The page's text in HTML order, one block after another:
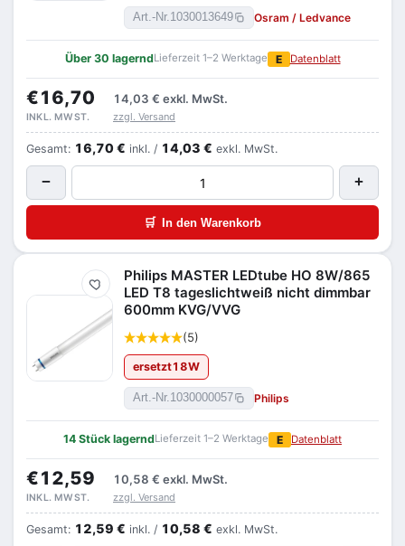
Art.-Nr.1030013649 Osram / Ledvance
Über 30 lagerndLieferzeit 1–2 Werktage E Datenblatt
€16,70 14,03 € exkl. MwSt.
INKL. MWST. zzgl. Versand
Gesamt: 16,70 € inkl. / 14,03 € exkl. MwSt.
− +
🛒 In den Warenkorb
Merken
Philips MASTER LEDtube HO 8W/865
LED T8 tageslichtweiß nicht dimmbar
600mm KVG/VVG
(5)
ersetzt18W
Art.-Nr.1030000057 Philips
14 Stück lagerndLieferzeit 1–2 Werktage E Datenblatt
€12,59 10,58 € exkl. MwSt.
INKL. MWST. zzgl. Versand
Gesamt: 12,59 € inkl. / 10,58 € exkl. MwSt.